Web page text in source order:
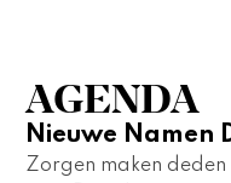
AGENDA
Nieuwe Namen
Zorgen maken